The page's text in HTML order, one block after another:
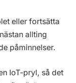
eller fortsätta
allting
påminnelser.
IoT-pryl, så det